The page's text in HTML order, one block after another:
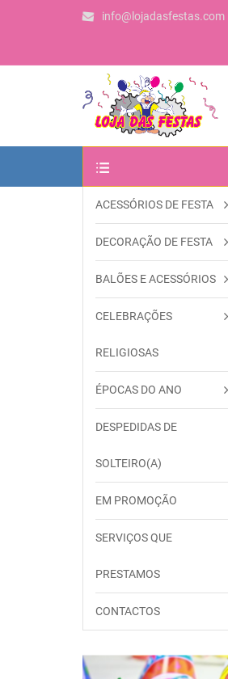
info@lojadasfestas.com
OUTRAS CATEGORIAS
ACESSÓRIOS DE FESTA
DECORAÇÃO DE FESTA
BALÕES E ACESSÓRIOS
CELEBRAÇÕES
RELIGIOSAS
ÉPOCAS DO ANO
DESPEDIDAS DE
SOLTEIRO(A)
EM PROMOÇÃO
SERVIÇOS QUE
PRESTAMOS
CONTACTOS